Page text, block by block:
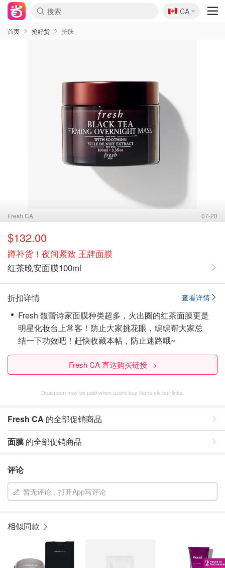
🇨🇦
CA
首页 抢好货 护肤
Fresh CA 07-20
$132.00
蹲补货！夜间紧致 王牌面膜
红茶晚安面膜100ml
查看详情
折扣详情
Fresh 馥蕾诗家面膜种类超多，火出圈的红茶面膜更是
明星化妆台上常客！防止大家挑花眼，编编帮大家总
结一下功效吧！赶快收藏本帖，防止迷路哦~
Fresh CA 直达购买链接 →
Dealmoon may be paid when users buy items via our links.
Fresh CA 的全部促销商品
面膜 的全部促销商品
评论
暂无评论，打开App写评论
相似同款